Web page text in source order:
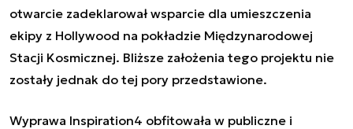
otwarcie zadeklarował wsparcie dla umieszczenia
ekipy z Hollywood na pokładzie Międzynarodowej
Stacji Kosmicznej. Bliższe założenia tego projektu nie
zostały jednak do tej pory przedstawione.
Wyprawa Inspiration4 obfitowała w publiczne i